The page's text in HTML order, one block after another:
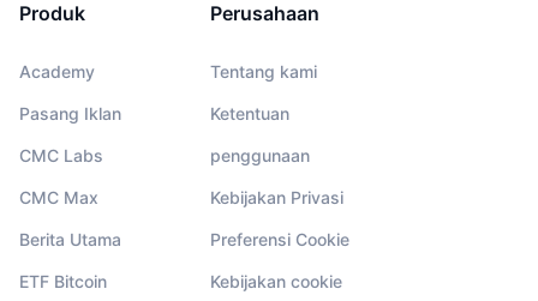
Produk
Academy
Pasang Iklan
CMC Labs
CMC Max
Berita Utama
ETF Bitcoin
Perusahaan
Tentang kami
Ketentuan
penggunaan
Kebijakan Privasi
Preferensi Cookie
Kebijakan cookie